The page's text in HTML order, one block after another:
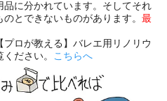
に分かれています。そしてそれ
とできないものがあります。 最
ロが教える】バレエ用リノリウ
ださい。 こちらへ